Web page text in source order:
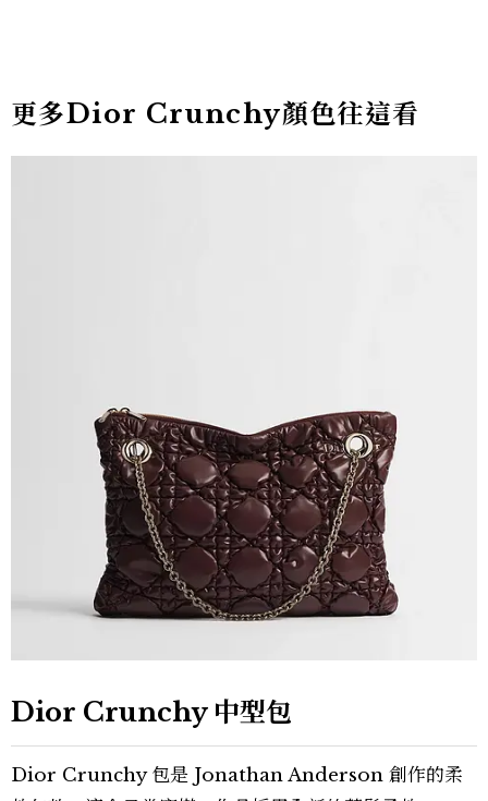
更多Dior Crunchy顏色往這看
Dior Crunchy 中型包
Dior Crunchy 包是 Jonathan Anderson 創作的柔